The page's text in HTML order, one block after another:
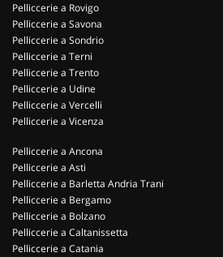
Pelliccerie a Rovigo
Pelliccerie a Savona
Pelliccerie a Sondrio
Pelliccerie a Terni
Pelliccerie a Trento
Pelliccerie a Udine
Pelliccerie a Vercelli
Pelliccerie a Vicenza
Pelliccerie a Ancona
Pelliccerie a Asti
Pelliccerie a Barletta Andria Trani
Pelliccerie a Bergamo
Pelliccerie a Bolzano
Pelliccerie a Caltanissetta
Pelliccerie a Catania